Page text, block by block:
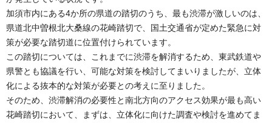
加須市内にある4か所の県道の踏切のうち、最も渋滞が激しいのは、
県道北中曽根北大桑線の花崎踏切で、国土交通省が定めた緊急に対
策が必要な踏切道に位置付けられています。
この踏切については、これまでに渋滞を解消するため、東武鉄道や
県警とも協議を行い、可能な対策を検討してまいりましたが、立体
化による抜本的な対策が必要との考えに至りました。
そのため、渋滞解消の必要性と南北方向のアクセス効果が最も高い
花崎踏切において、まずは、立体化に向けた調査や検討を進めてま